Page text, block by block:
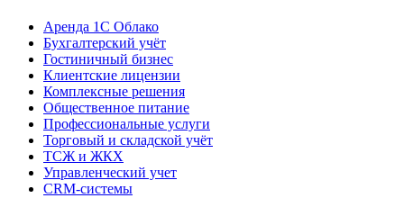
Аренда 1С Облако
Бухгалтерский учёт
Гостиничный бизнес
Клиентские лицензии
Комплексные решения
Общественное питание
Профессиональные услуги
Торговый и складской учёт
ТСЖ и ЖКХ
Управленческий учет
CRM-системы